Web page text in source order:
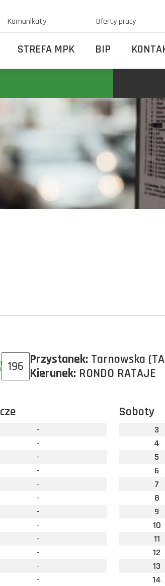
Komunikaty Oferty pracy
STREFA MPK BIP
196 Przystanek: Tarnowska
Kierunek: RONDO RATAJE
-
-
-
-
-
-
-
-
-
-
-
-
Soboty
3
4
5
6
7
8
9
10
11
12
13
14